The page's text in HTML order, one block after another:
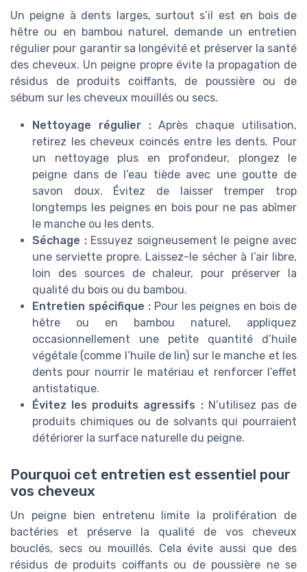
Un peigne à dents larges, surtout s’il est en bois de
hêtre ou en bambou naturel, demande un entretien
régulier pour garantir sa longévité et préserver la santé
des cheveux. Un peigne propre évite la propagation de
résidus de produits coiffants, de poussière ou de
sébum sur les cheveux mouillés ou secs.
Nettoyage régulier :Après chaque utilisation,
retirez les cheveux coincés entre les dents. Pour
un nettoyage plus en profondeur, plongez le
peigne dans de l’eau tiède avec une goutte de
savon doux. Évitez de laisser tremper trop
longtemps les peignes en bois pour ne pas abîmer
le manche ou les dents.
Séchage :Essuyez soigneusement le peigne avec
une serviette propre. Laissez-le sécher à l’air libre,
loin des sources de chaleur, pour préserver la
qualité du bois ou du bambou.
Entretien spécifique : Pour les peignes en bois de
hêtre ou en bambou naturel, appliquez
occasionnellement une petite quantité d’huile
végétale (comme l’huile de lin) sur le manche et les
dents pour nourrir le matériau et renforcer l’effet
antistatique.
Évitez les produits agressifs :N’utilisez pas de
produits chimiques ou de solvants qui pourraient
détériorer la surface naturelle du peigne.
Pourquoi cet entretien est essentiel pour
vos cheveux
Un peigne bien entretenu limite la prolifération de
bactéries et préserve la qualité de vos cheveux
bouclés, secs ou mouillés. Cela évite aussi que des
résidus de produits coiffants ou de poussière ne se